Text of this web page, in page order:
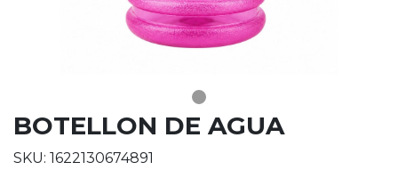
BOTELLON DE AGUA
SKU: 1622130674891